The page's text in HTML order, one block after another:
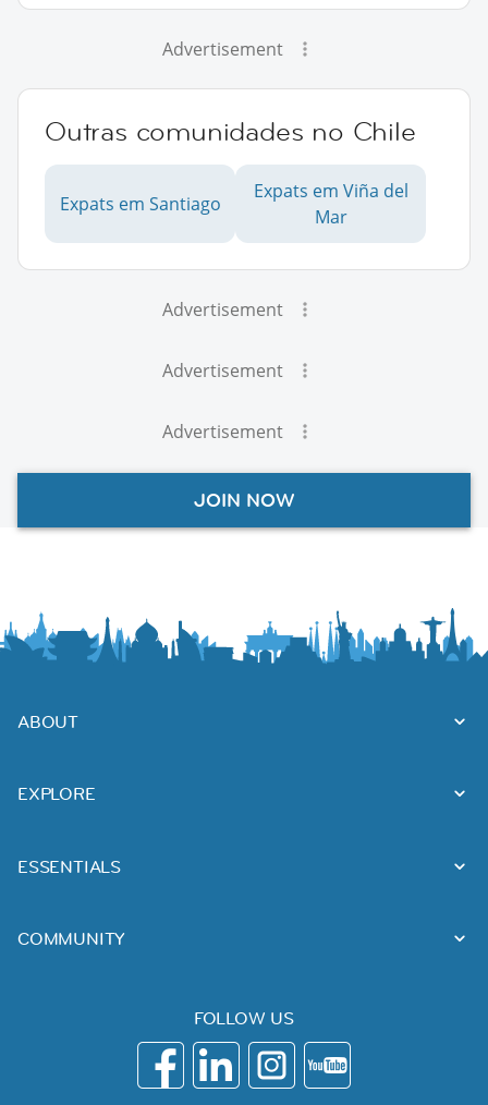
Advertisement
Outras comunidades no Chile
Expats em Santiago
Expats em Viña del
Mar
Advertisement
Advertisement
Advertisement
JOIN NOW
ABOUT
EXPLORE
ESSENTIALS
COMMUNITY
FOLLOW US